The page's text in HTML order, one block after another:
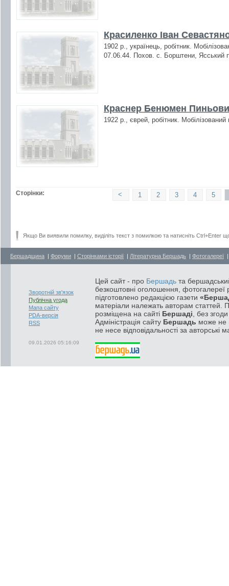
Красиленко Іван
1902 р., українець, робітник.
07.06.44. Похов. с. Борштени, Ясський
Краснер Бенюмен
1922 р., єврей, робітник.
Сторінки: 5
4
3
2
1
<
Якщо Ви виявили помилку, виділіть текст з помилкою та натисніть Ctrl+Enter
Бершадщина | Форуми | Сторінками історії | Літературна Бершадь | Фотогалереї
Зворотній зв'язок
Публічна угода
Мапа сайту
PDA-версія
RSS
09.01.2026 05:16:09
Цей сайт - про Бершадь та
безкоштовні оголошення, фотогалереї
підготовлено редакцією газети
матеріали належать авторам статтей.
розміщена на сайті Бершаді , без
Адміністрація сайту Бершадь може не
не несе відповідальності за авторські